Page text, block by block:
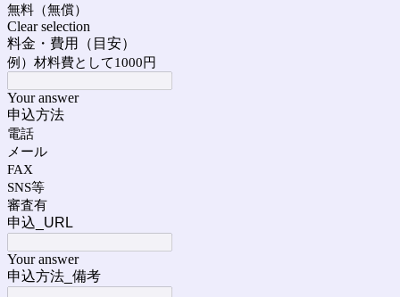
無料（無償）
Clear selection
料金・費用（目安）
例）材料費として1000円
Your answer
申込方法
電話
メール
FAX
SNS等
審査有
申込_URL
Your answer
申込方法_備考